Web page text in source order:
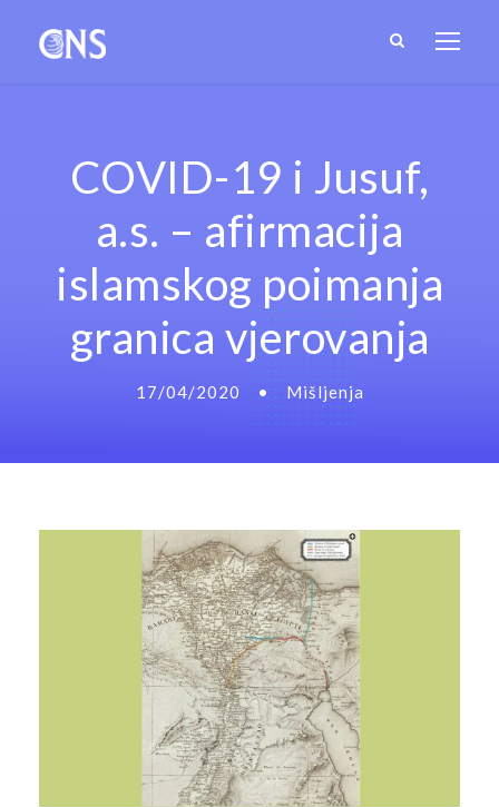
COVID-19 i Jusuf,
a.s. – afirmacija
islamskog poimanja
granica vjerovanja
17/04/2020 • Mišljenja